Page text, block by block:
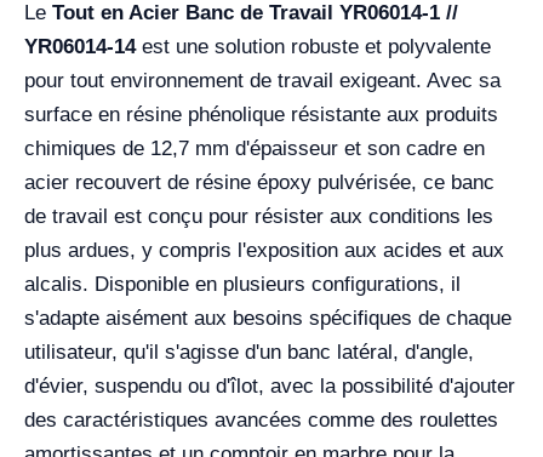
Le Tout en Acier Banc de Travail YR06014-1 //
YR06014-14est une solution robuste et polyvalente
pour tout environnement de travail exigeant. Avec sa
surface en résine phénolique résistante aux produits
chimiques de 12,7 mm d'épaisseur et son cadre en
acier recouvert de résine époxy pulvérisée, ce banc
de travail est conçu pour résister aux conditions les
plus ardues, y compris l'exposition aux acides et aux
alcalis. Disponible en plusieurs configurations, il
s'adapte aisément aux besoins spécifiques de chaque
utilisateur, qu'il s'agisse d'un banc latéral, d'angle,
d'évier, suspendu ou d'îlot, avec la possibilité d'ajouter
des caractéristiques avancées comme des roulettes